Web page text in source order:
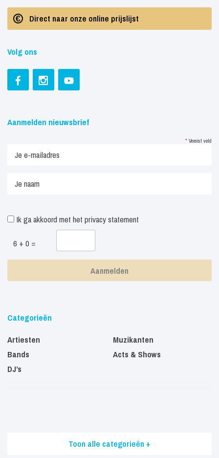
Direct naar onze online prijslijst
Volg ons
Aanmelden nieuwsbrief
* Vereist veld
Ik ga akkoord met het privacy statement
6 + 0 =
Categorieën
Artiesten
Bands
DJ’s
Muzikanten
Acts & Shows
Toon alle categorieën +